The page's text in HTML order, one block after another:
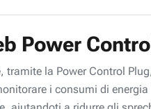
Power
tramite la Power Control
i consumi di energia